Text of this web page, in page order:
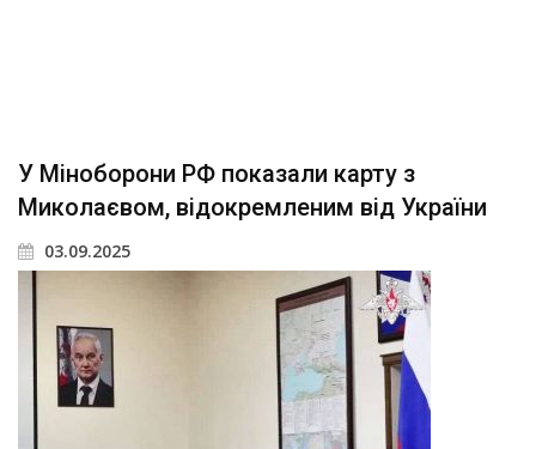
У Міноборони РФ показали карту з
Миколаєвом, відокремленим від України
03.09.2025